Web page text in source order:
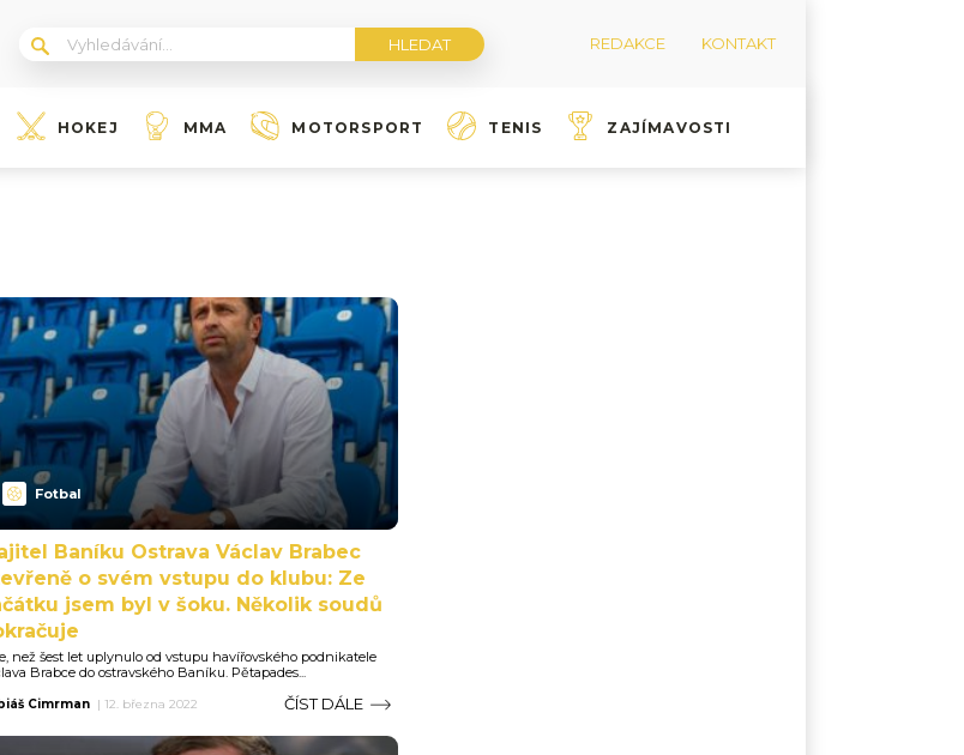
REDAKCE KONTAKT
HOKEJ MMA MOTORSPORT TENIS ZAJÍMAVOSTI
Fotbal
Baníku Ostrava Václav Brabec
o svém vstupu do klubu: Ze
jsem byl v šoku. Několik soudů
než šest let uplynulo od vstupu havířovského podnikatele
Brabce do ostravského Baníku. Pětapades...
Cimrman | 12. března 2022 ČÍST DÁLE